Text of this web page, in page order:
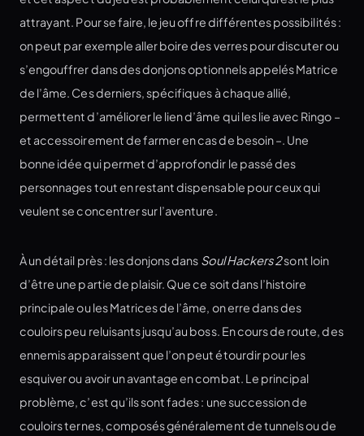
attrayant. Pour se faire, le jeu offre différentes possibilités :
on peut par exemple aller boire des verres pour discuter ou
s’engouffrer dans des donjons optionnels appelés Matrice
de l’âme. Ces derniers, spécifiques à chaque allié,
permettent d’améliorer le lien d’âme qui les lie avec Ringo –
et accessoirement de farmer en cas de besoin –. Une
bonne idée qui permet d’approfondir le passé des
personnages tout en restant dispensable pour ceux qui
veulent se concentrer sur l’aventure.
À un détail près : les donjons dans Soul Hackers 2sont loin
d’être une partie de plaisir. Que ce soit dans l’histoire
principale ou les Matrices de l’âme, on erre dans des
couloirs peu reluisants jusqu’au boss. En cours de route, des
ennemis apparaissent que l’on peut étourdir pour les
esquiver ou avoir un avantage en combat. Le principal
problème, c’est qu’ils sont fades : une succession de
couloirs ternes, composés généralement de tunnels ou de